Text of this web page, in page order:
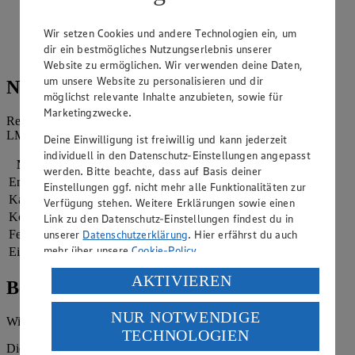
ausgelegtes Blech geben und zu Keksen formen.
Bei 160-170 °C ca. 20 Minuten backen.
Nährwerte
Referenzmenge für einen durchschnittlichen Erwachsenen laut
LMIV (8.400 kJ/2.000 kcal).
Nährwerte
pro Portion
Energie
1.872 kj (22 %)
Kalorien
447 kcal (22 %)
Kohlenhydrate 46 g
Fett
23 g
Eiweiß
11 g
Bewertung
Wie hat es dir geschmeckt?
Die Bewertung wird automatisch gespeichert
Wir setzen Cookies und andere Technologien ein, um
dir ein bestmögliches Nutzungserlebnis unserer
Website zu ermöglichen. Wir verwenden deine Daten,
um unsere Website zu personalisieren und dir
möglichst relevante Inhalte anzubieten, sowie für
Marketingzwecke.
Deine Einwilligung ist freiwillig und kann jederzeit
individuell in den Datenschutz-Einstellungen angepasst
werden. Bitte beachte, dass auf Basis deiner
Einstellungen ggf. nicht mehr alle Funktionalitäten zur
Verfügung stehen. Weitere Erklärungen sowie einen
Link zu den Datenschutz-Einstellungen findest du in
unserer Datenschutzerklärung. Hier erfährst du auch
mehr über unsereCookie-Policy.
Verarbeitung deiner personenbezogenen Daten in den
USA durch Facebook und YouTube:
Wenn du auf „Aktivieren“ klickst, willigst du im Sinne
des Art. 49 Abs. 1 Satz 1 lit. a) DSGVO ein, dass deine
Daten in den USA verarbeitet werden. Der EuGH sieht
AKTIVIEREN
NUR NOTWENDIGE
TECHNOLOGIEN